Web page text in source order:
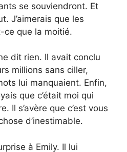
se souviendront. Et
J’aimerais que les
ce que la moitié.
dit rien. Il avait conclu
millions sans ciller,
lui manquaient. Enfin,
que c’était moi qui
Il s’avère que c’est vous
d’inestimable.
à Emily. Il lui